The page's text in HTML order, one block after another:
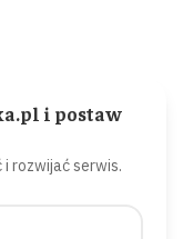
i postaw
rozwijać serwis.